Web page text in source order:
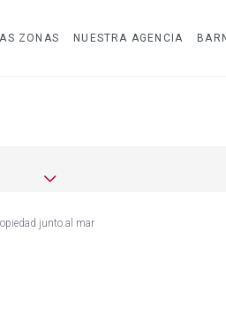
ZONAS NUESTRA AGENCIA
junto al mar